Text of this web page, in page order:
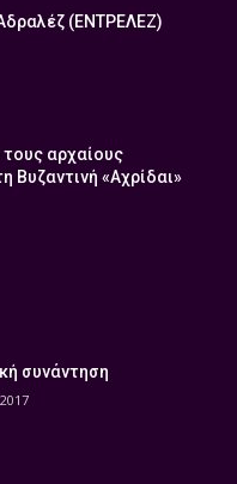
(ΕΝΤΡΕΛΕΖ)
αρχαίους
Βυζαντινή «Αχρίδαι»
συνάντηση